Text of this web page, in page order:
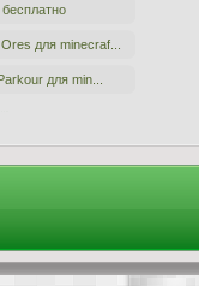
для minecraf...
для min...